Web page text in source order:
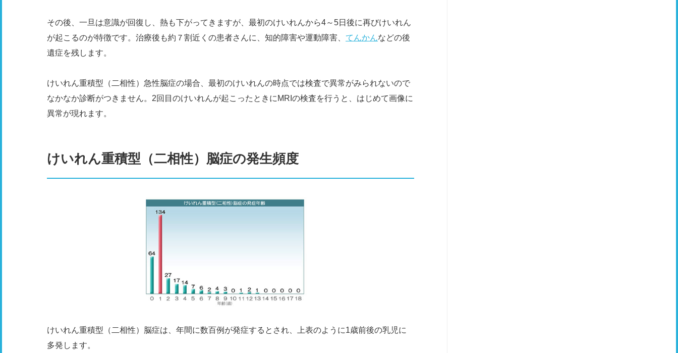
その後、一旦は意識が回復し、熱も下がってきますが、最初のけいれんから4～5日後に再びけいれん
が起こるのが特徴です。治療後も約７割近くの患者さんに、知的障害や運動障害、 てんかんなどの後
遺症を残します。
けいれん重積型（二相性）急性脳症の場合、最初のけいれんの時点では検査で異常がみられないので
なかなか診断がつきません。2回目のけいれんが起こったときにMRIの検査を行うと、はじめて画像に
異常が現れます。
けいれん重積型（二相性）脳症の発生頻度
けいれん重積型（二相性）脳症は、年間に数百例が発症するとされ、上表のように1歳前後の乳児に
多発します。